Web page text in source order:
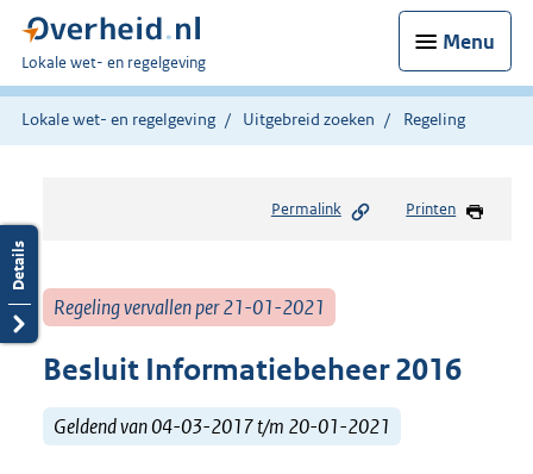
Menu
U
bent
hier:
Lokale wet- en regelgeving
Lokale wet- en regelgeving Uitgebreid zoeken Regeling
Permalink Printen
Regeling vervallen per 21-01-2021
Besluit Informatiebeheer 2016
Geldend van 04-03-2017 t/m 20-01-2021